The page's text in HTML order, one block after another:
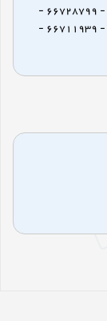
66725822 - 66709549 - 66726064 - 66728799 -
66721207 - 66726097 - 66709549 - 66711939 -